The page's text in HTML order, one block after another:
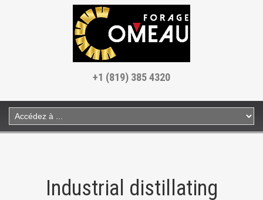
+1 (819) 385 4320
Industrial distillating